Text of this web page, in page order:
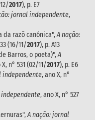
2017), p. E7
jornal independente,
da razõ canónica",A nação:
(16/11/2017), p. A13
Barros, o poeta)",A
X, n° 531 (02/11/2017), p. E6
independente, ano X, n°
, ano X, n° 527
A nação: jornal